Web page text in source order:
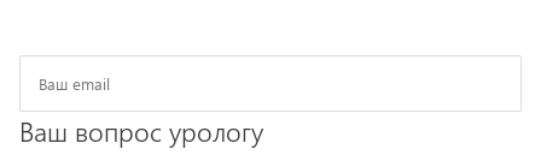
Ваш вопрос урологу